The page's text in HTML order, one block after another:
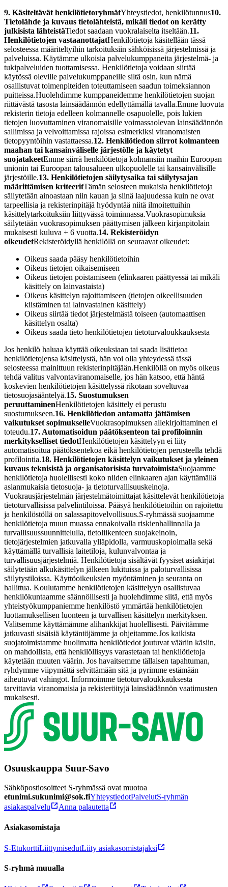
9. Käsiteltävät henkilötietoryhmätYhteystiedot, henkilötunnus10.
Tietolähde ja kuvaus tietolähteistä, mikäli tiedot on kerätty
julkisista lähteistäTiedot saadaan vuokralaiselta itseltään.11.
Henkilötietojen vastaanottajatHenkilötietoja käsitellään tässä
selosteessa määriteltyihin tarkoituksiin sähköisissä järjestelmissä ja
palveluissa. Käytämme ulkoisia palvelukumppaneita järjestelmä- ja
tukipalveluiden tuottamisessa. Henkilötietoja voidaan siirtää
käytössä oleville palvelukumppaneille siltä osin, kun nämä
osallistuvat toimenpiteiden toteuttamiseen saadun toimeksiannon
puitteissa.Huolehdimme kumppaneidemme henkilötietojen suojan
riittävästä tasosta lainsäädännön edellyttämällä tavalla.Emme luovuta
rekisterin tietoja edelleen kolmannelle osapuolelle, pois lukien
tietojen luovuttaminen viranomaisille voimassaolevan lainsäädännön
sallimissa ja velvoittamissa rajoissa esimerkiksi viranomaisten
tietopyyntöihin vastattaessa.12. Henkilötiedon siirrot kolmanteen
maahan tai kansainväliselle järjestölle ja käytetyt
suojatakeetEmme siirrä henkilötietoja kolmansiin maihin Euroopan
unionin tai Euroopan talousalueen ulkopuolelle tai kansainvälisille
järjestöille.13. Henkilötietojen säilytysaika tai säilytysajan
määrittämisen kriteeritTämän selosteen mukaisia henkilötietoja
säilytetään ainoastaan niin kauan ja siinä laajuudessa kuin ne ovat
tarpeellisia ja rekisterinpitäjä hyödyntää niitä ilmoitettuihin
käsittelytarkoituksiin liittyvässä toiminnassa.Vuokrasopimuksia
säilytetään vuokrasopimuksen päättymisen jälkeen kirjanpitolain
mukaisesti kuluva + 6 vuotta.14. Rekisteröidyn
oikeudetRekisteröidyllä henkilöllä on seuraavat oikeudet:
Oikeus saada pääsy henkilötietoihin
Oikeus tietojen oikaisemiseen
Oikeus tietojen poistamiseen (elinkaaren päättyessä tai mikäli
käsittely on lainvastaista)
Oikeus käsittelyn rajoittamiseen (tietojen oikeellisuuden
kiistäminen tai lainvastainen käsittely)
Oikeus siirtää tiedot järjestelmästä toiseen (automaattisen
käsittelyn osalta)
Oikeus saada tieto henkilötietojen tietoturvaloukkauksesta
Jos henkilö haluaa käyttää oikeuksiaan tai saada lisätietoa
henkilötietojensa käsittelystä, hän voi olla yhteydessä tässä
selosteessa mainittuun rekisterinpitäjään.Henkilöllä on myös oikeus
tehdä valitus valvontaviranomaiselle, jos hän katsoo, että häntä
koskevien henkilötietojen käsittelyssä rikotaan soveltuvaa
tietosuojasääntelyä.15. Suostumuksen
peruuttaminenHenkilötietojen käsittely ei perustu
suostumukseen.16. Henkilötiedon antamatta jättämisen
vaikutukset sopimukselleVuokrasopimuksen allekirjoittaminen ei
toteudu.17. Automatisoidun päätöksenteon tai profiloinnin
merkitykselliset tiedotHenkilötietojen käsittelyyn ei liity
automatisoitua päätöksentekoa eikä henkilötietojen perusteella tehdä
profilointia.18. Henkilötietojen käsittelyn vaikutukset ja yleinen
kuvaus teknisistä ja organisatorisista turvatoimistaSuojaamme
henkilötietoja huolellisesti koko niiden elinkaaren ajan käyttämällä
asianmukaisia tietosuoja- ja tietoturvallisuuskeinoja.
Vuokrausjärjestelmän järjestelmätoimittajat käsittelevät henkilötietoja
tietoturvallisissa palvelintiloissa. Pääsyä henkilötietoihin on rajoitettu
ja henkilöstöllä on salassapitovelvollisuus.S-ryhmässä suojaamme
henkilötietoja muun muassa ennakoivalla riskienhallinnalla ja
turvallisuussuunnittelulla, tietoliikenteen suojakeinoin,
tietojärjestelmien jatkuvalla ylläpidolla, varmuuskopioimalla sekä
käyttämällä turvallisia laitetiloja, kulunvalvontaa ja
turvallisuusjärjestelmiä. Henkilötietoja sisältävät fyysiset asiakirjat
säilytetään alkukäsittelyn jälkeen lukituissa ja paloturvallisissa
säilytystiloissa. Käyttöoikeuksien myöntäminen ja seuranta on
hallittua. Koulutamme henkilötietojen käsittelyyn osallistuvaa
henkilökuntaamme säännöllisesti ja huolehdimme siitä, että myös
yhteistyökumppaniemme henkilöstö ymmärtää henkilötietojen
luottamuksellisen luonteen ja turvallisen käsittelyn merkityksen.
Valitsemme käyttämämme alihankkijat huolellisesti. Päivitämme
jatkuvasti sisäisiä käytäntöjämme ja ohjeitamme.Jos kaikista
suojatoimistamme huolimatta henkilötiedot joutuvat vääriin käsiin,
on mahdollista, että henkilöllisyys varastetaan tai henkilötietoja
käytetään muuten väärin. Jos havaitsemme tällaisen tapahtuman,
ryhdymme viipymättä selvittämään sitä ja pyrimme estämään
aiheutuvat vahingot. Informoimme tietoturvaloukkauksesta
tarvittavia viranomaisia ja rekisteröityjä lainsäädännön vaatimusten
mukaisesti.
Osuuskauppa Suur-Savo
Sähköpostiosoitteet S-ryhmässä ovat muotoa
etunimi.sukunimi@sok.fiYhteystiedotPalvelutS-ryhmän
asiakaspalvelu
Anna palautetta
Asiakasomistaja
S-EtukorttiLiittymisedutLiity asiakasomistajaksi
S-ryhmä muualla